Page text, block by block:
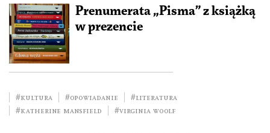
Prenumerata „Pisma” z książką
w prezencie
#kultura #opowiadanie
#literatura
#Katherine Mansfield
#Virginia Woolf